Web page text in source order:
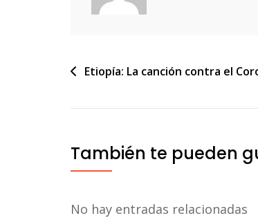
Navegación
Etiopía: La canción contra el
También te pueden
No hay entradas relacionadas